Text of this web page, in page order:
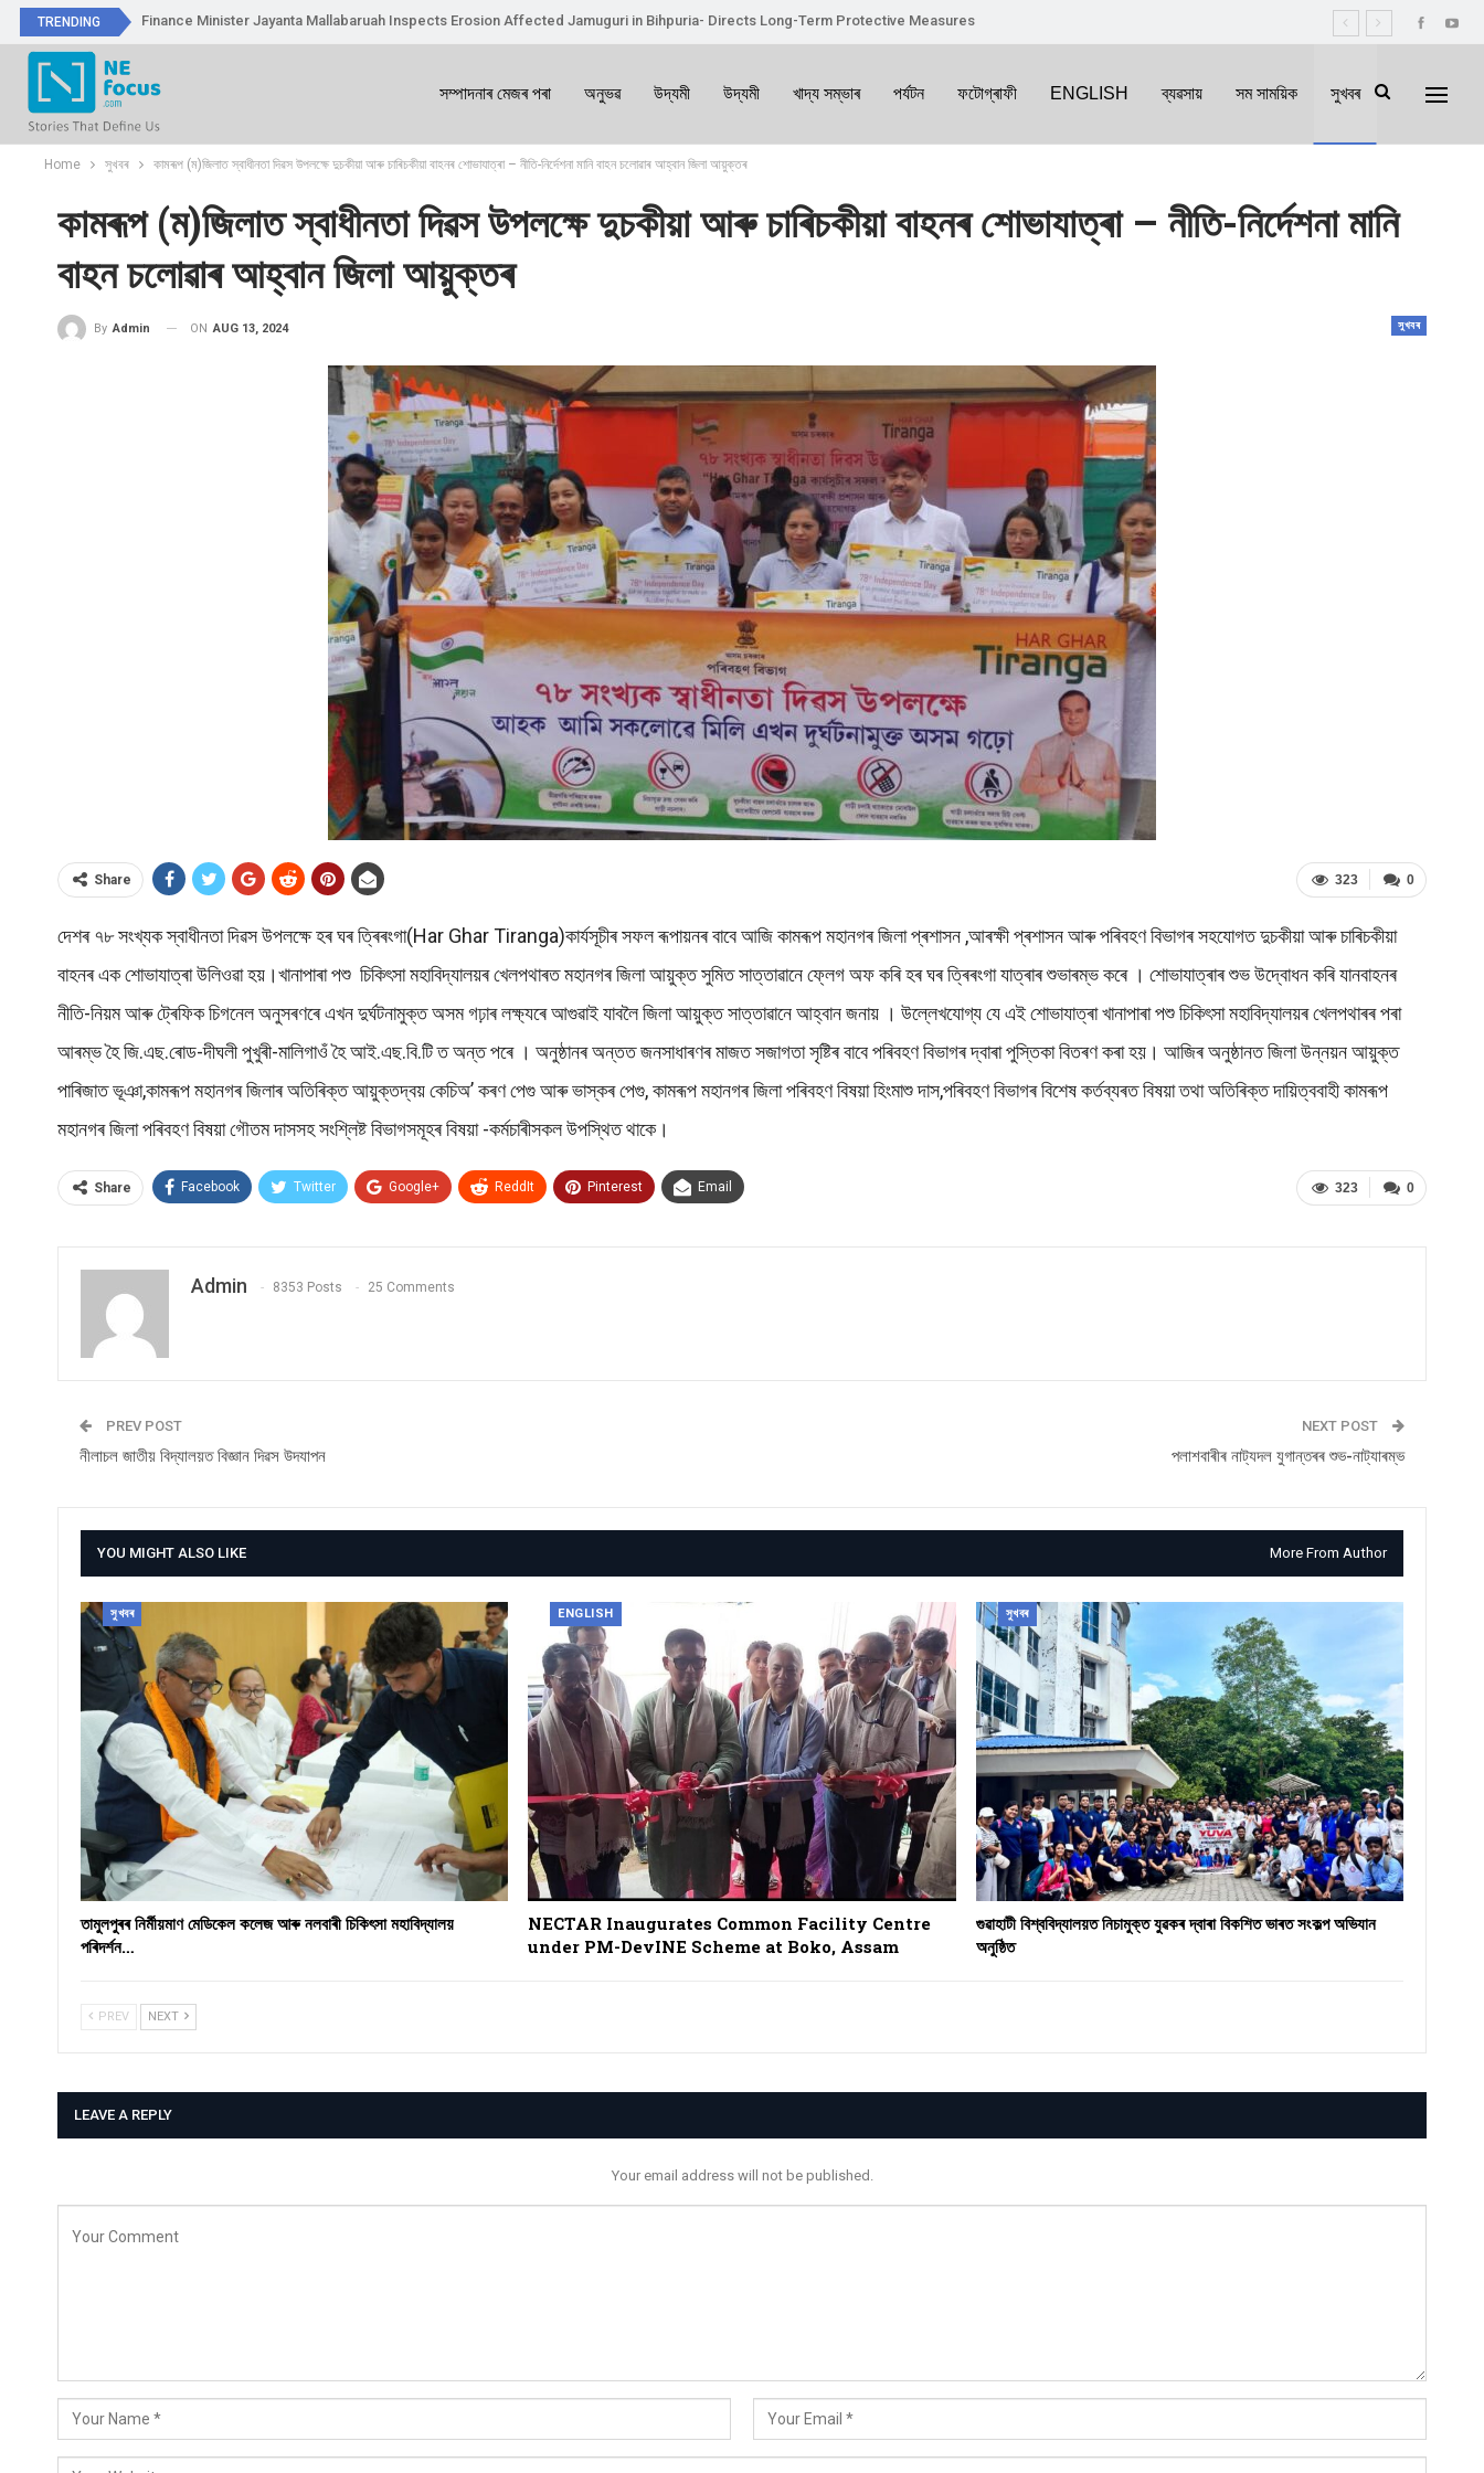
TRENDING Finance Minister Jayanta Mallabaruah Inspects Erosion Affected Jamuguri in Bihpuria- Directs Long-Term Protective Measures
সম্পাদনাৰ মেজৰ পৰা অনুভৱ উদ্যমী উদ্যমী খাদ্য সম্ভাৰ পৰ্যটন ফটোগ্ৰাফী ENGLISH ব্যৱসায় সম সাময়িক সুখবৰ
Home সুখবৰ কামৰূপ (ম)জিলাত স্বাধীনতা দিৱস উপলক্ষে দুচকীয়া আৰু চাৰিচকীয়া বাহনৰ শোভাযাত্ৰা – নীতি-নিৰ্দেশনা মানি বাহন চলোৱাৰ আহ্বান জিলা আয়ুক্তৰ
কামৰূপ (ম)জিলাত স্বাধীনতা দিৱস উপলক্ষে দুচকীয়া আৰু চাৰিচকীয়া বাহনৰ শোভাযাত্ৰা – নীতি-নিৰ্দেশনা মানি
বাহন চলোৱাৰ আহ্বান জিলা আয়ুক্তৰ
সুখবৰ
By Admin ON AUG 13, 2024
0
323
Share
দেশৰ ৭৮ সংখ্যক স্বাধীনতা দিৱস উপলক্ষে হৰ ঘৰ ত্ৰিৰংগা(Har Ghar Tiranga)কাৰ্যসূচীৰ সফল ৰূপায়নৰ বাবে আজি কামৰূপ মহানগৰ জিলা প্ৰশাসন ,আৰক্ষী প্ৰশাসন আৰু পৰিবহণ বিভাগৰ সহযোগত দুচকীয়া আৰু চাৰিচকীয়া
বাহনৰ এক শোভাযাত্ৰা উলিওৱা হয়।খানাপাৰা পশু চিকিৎসা মহাবিদ্যালয়ৰ খেলপথাৰত মহানগৰ জিলা আয়ুক্ত সুমিত সাত্তাৱানে ফ্লেগ অফ কৰি হৰ ঘৰ ত্ৰিৰংগা যাত্ৰাৰ শুভাৰম্ভ কৰে । শোভাযাত্ৰাৰ শুভ উদ্বোধন কৰি যানবাহনৰ
নীতি-নিয়ম আৰু ট্ৰেফিক চিগনেল অনুসৰণৰে এখন দুৰ্ঘটনামুক্ত অসম গঢ়াৰ লক্ষ্যৰে আগুৱাই যাবলৈ জিলা আয়ুক্ত সাত্তাৱানে আহ্বান জনায় । উল্লেখযোগ্য যে এই শোভাযাত্ৰা খানাপাৰা পশু চিকিৎসা মহাবিদ্যালয়ৰ খেলপথাৰৰ পৰা
আৰম্ভ হৈ জি.এছ.ৰোড-দীঘলী পুখুৰী-মালিগাওঁ হৈ আই.এছ.বি.টি ত অন্ত পৰে । অনুষ্ঠানৰ অন্তত জনসাধাৰণৰ মাজত সজাগতা সৃষ্টিৰ বাবে পৰিবহণ বিভাগৰ দ্বাৰা পুস্তিকা বিতৰণ কৰা হয়। আজিৰ অনুষ্ঠানত জিলা উন্নয়ন আয়ুক্ত
পাৰিজাত ভূঞা,কামৰূপ মহানগৰ জিলাৰ অতিৰিক্ত আয়ুক্তদ্বয় কেচিঅ’ কৰণ পেগু আৰু ভাস্কৰ পেগু, কামৰূপ মহানগৰ জিলা পৰিবহণ বিষয়া হিংমাশু দাস,পৰিবহণ বিভাগৰ বিশেষ কৰ্তব্যৰত বিষয়া তথা অতিৰিক্ত দায়িত্ববাহী কামৰূপ
মহানগৰ জিলা পৰিবহণ বিষয়া গৌতম দাসসহ সংশ্লিষ্ট বিভাগসমূহৰ বিষয়া -কৰ্মচাৰীসকল উপস্থিত থাকে।
0
323
Share Facebook Twitter Google+ ReddIt Pinterest Email
Admin 8353 Posts 25 Comments
PREV POST
নীলাচল জাতীয় বিদ্যালয়ত বিজ্ঞান দিৱস উদযাপন
NEXT POST
পলাশবাৰীৰ নাট্যদল যুগান্তৰৰ শুভ-নাট্যাৰম্ভ
YOU MIGHT ALSO LIKE More From Author
সুখবৰ
তামুলপুৰৰ নিৰ্মীয়মাণ মেডিকেল কলেজ আৰু নলবাৰী চিকিৎসা মহাবিদ্যালয়
পৰিদৰ্শন…
ENGLISH
NECTAR Inaugurates Common Facility Centre
under PM-DevINE Scheme at Boko, Assam
সুখবৰ
গুৱাহাটী বিশ্ববিদ্যালয়ত নিচামুক্ত যুৱকৰ দ্বাৰা বিকশিত ভাৰত সংকল্প অভিযান
অনুষ্ঠিত
PREV NEXT
LEAVE A REPLY
Your email address will not be published.